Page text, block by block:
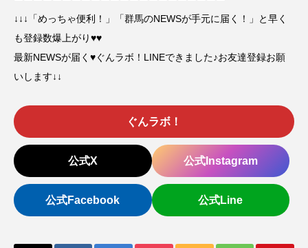
↓↓↓「めっちゃ便利！」「群馬のNEWSが手元に届く！」と早く
も登録数爆上がり♥♥
最新NEWSが届く♥ぐんラボ！LINEできました♪お友達登録お願
いします↓↓
ぐんラボ！
公式X 公式Instagram
公式Facebook 公式Line